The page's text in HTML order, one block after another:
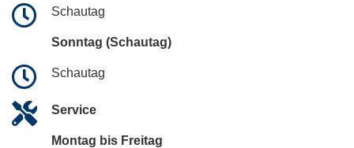
Schautag
Sonntag (Schautag)
Schautag
Service
Montag bis Freitag